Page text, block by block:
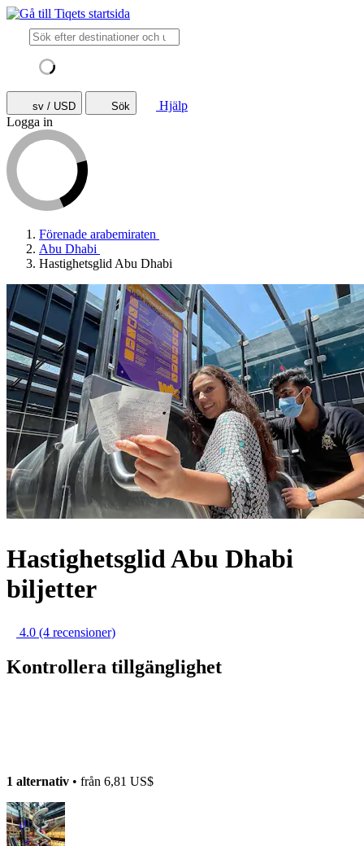
sv / USD Sök
Hjälp
Logga in
Förenade arabemiraten
Abu Dhabi
Hastighetsglid Abu Dhabi
Hastighetsglid Abu Dhabi
biljetter
4.0 (4 recensioner)
Kontrollera tillgänglighet
1 alternativ • från 6,81 US$